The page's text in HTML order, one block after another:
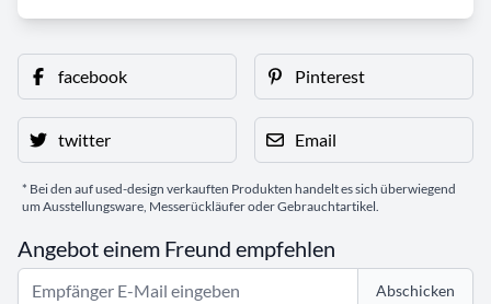
facebook Pinterest
twitter Email
* Bei den auf used-design verkauften Produkten handelt es sich überwiegend
um Ausstellungsware, Messerückläufer oder Gebrauchtartikel.
Angebot einem Freund empfehlen
Abschicken